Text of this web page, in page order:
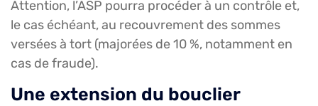
Attention, l’ASP pourra procéder à un contrôle et,
le cas échéant, au recouvrement des sommes
versées à tort (majorées de 10 %, notamment en
cas de fraude).
Une extension du bouclier